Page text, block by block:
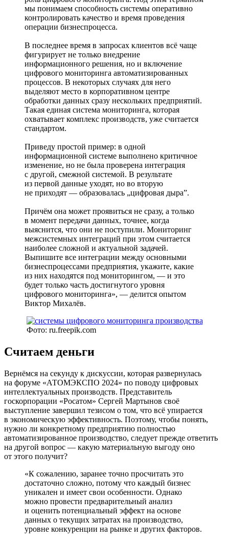
мы понимаем способность системы оперативно
контролировать качество и время проведения
операции бизнес­процесса.
В последнее время в запросах клиентов всё чаще
фигурирует не только внедрение
информационного решения, но и включение
цифрового мониторинга автоматизированных
процессов. В некоторых случаях для него
выделяют место в корпоративном центре
обработки данных сразу нескольких предприятий.
Такая единая система мониторинга, которая
охватывает комплекс производств, уже считается
стандартом.
Приведу простой пример: в одной
информационной системе выполнено критичное
изменение, но не была проверена интеграция
с другой, смежной системой. В результате
из первой данные уходят, но во вторую
не приходят — образовалась „цифровая дыра”.
Причём она может проявиться не сразу, а только
в момент передачи данных, точнее, когда
выяснится, что они не поступили. Мониторинг
межсистемных интеграций при этом считается
наиболее сложной и актуальной задачей.
Выпишите все интеграции между основными
бизнес­процессами предприятия, укажите, какие
из них находятся под мониторингом, — и это
будет только часть достигнутого уровня
цифрового мониторинга», — делится опытом
Виктор Михалёв.
Фото: ru.freepik.com
Считаем деньги
Вернёмся на секунду к дискуссии, которая развернулась
на форуме «АТОМЭКСПО 2024» по поводу цифровых
интеллектуальных производств. Представитель
госкорпорации «Росатом» Сергей Мартынов своё
выступление завершил тезисом о том, что всё упирается
в экономическую эффективность. Поэтому, чтобы понять,
нужно ли конкретному предприятию полностью
автоматизированное производство, следует прежде ответить
на другой вопрос — какую материальную выгоду оно
от этого получит?
«К сожалению, заранее точно просчитать это
достаточно сложно, потому что каждый бизнес
уникален и имеет свои особенности. Однако
можно провести предварительный анализ
и оценить потенциальный эффект на основе
данных о текущих затратах на производство,
уровне конкуренции на рынке и других факторов.